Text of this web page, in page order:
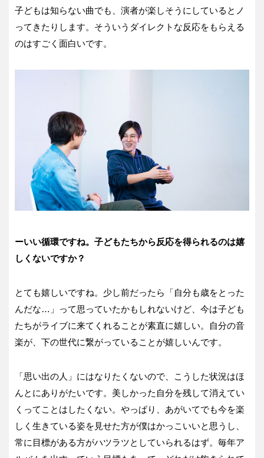
子どもは知らない曲でも、演者が楽しそうにしているとノ
ってきたりします。そういうダイレクトな反応をもらえる
のはすごく面白いです。
ーいい循環ですね。子どもたちから反応を得られるのは嬉
しくないですか？
とても嬉しいですね。少し前だったら「自分も歳をとった
んだな…」って思っていたかもしれないけど、今は子ども
たちがライブに来てくれることが素直に嬉しい。自分の音
楽が、下の世代に繋がっていることが嬉しいんです。
「思い出の人」にはなりたくないので、こうした状況はほ
んとにありがたいです。美しかった自分を残して消えてい
くってことはしたくない。やっぱり、あがいてでも今を楽
しく生きている姿を見せた方が僕はかっこいいと思うし、
常に目標がある方がハツラツとしていられるはず。毎年ア